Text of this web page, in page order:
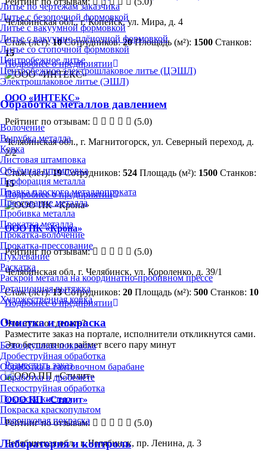
Литье по чертежам заказчика
Литье с безопочной формовкой
Литье с вакуумной формовкой
Литье с вакуумно-плёночной формовкой
Литье со стопочной формовкой
Центробежное литье
Центробежное электрошлаковое литье (ЦЭШЛ)
Электрошлаковое литье (ЭШЛ)
Обработка металлов давлением
Волочение
Вырубка металла
Ковка
Листовая штамповка
Объёмная штамповка
Перфорация металла
Правка плоского металлопроката
Прессование металла
Пробивка металла
Прокатка металла
Прокатка-волочение
Прокатка-прессование
Пуклевание
Раскатка
Раскрой металла на координатно-пробивном прессе
Ротационная вытяжка
Художественная ковка
Очистка и покраска
Безвоздушная покраска
Дробеструйная обработка
Обработка в галтовочном барабане
Обработка в дробемёте
Пескоструйная обработка
Покраска кистью
Покраска краскопультом
Порошковая покраска
Лаборатория и контроль
Челябинская обл., г. Копейск, ул. Мира, д. 4
Стаж (лет):10 Сотрудников:20 Площадь (м²): 1500 Станков:
15
Подробнее о предприятии
ООО «ИНТЕКС»
Рейтинг по отзывам:
(5.0)
Челябинская обл., г. Магнитогорск, ул. Северный переход, д.
2/2
Стаж (лет):19 Сотрудников: 524 Площадь (м²): 1500 Станков:
15
Подробнее о предприятии
ООО ПК «Крона»
Рейтинг по отзывам:
(5.0)
Челябинская обл, г. Челябинск, ул. Короленко, д. 39/1
Стаж (лет):13 Сотрудников: 20 Площадь (м²): 500 Станков: 10
Подробнее о предприятии
Что нужно сделать?
Разместите заказ на портале, исполнители откликнутся сами.
Это бесплатно и займет всего пару минут
Разместить заказ
ООО ПП «Стилит»
Рейтинг по отзывам:
(5.0)
Челябинская обл., г. Челябинск, пр. Ленина, д. 3